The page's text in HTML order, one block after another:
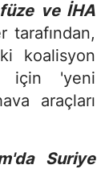
ve İHA
tarafından,
koalisyon
için 'yeni
araçları
Suriye